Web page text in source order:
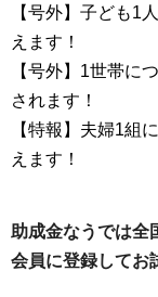
【号外】子ども1
えます！
【号外】1世帯に
されます！
【特報】夫婦1組
えます！
助成金なうでは全
会員に登録してお